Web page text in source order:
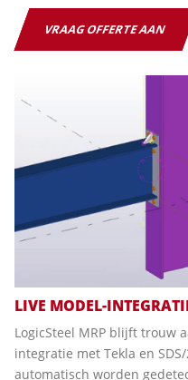
VRAAG OFFERTE AAN
LIVE MODEL-
LogicSteel MRP blijft trouw
integratie met Tekla en
automatisch worden